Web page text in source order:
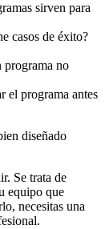
sirven para
casos de éxito?
programa no
el programa antes
diseñado
Se trata de
equipo que
necesitas una